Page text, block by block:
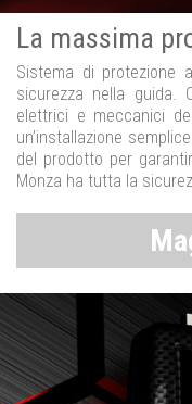
La massima
Sistema di protezione
sicurezza nella guida.
elettrici e meccanici
un’installazione
del prodotto per
Monza ha tutta la